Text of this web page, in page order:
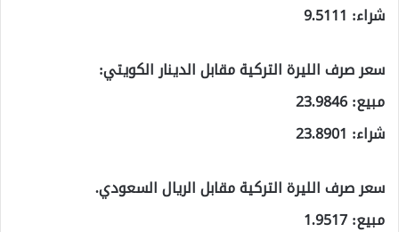
شراء: 9.5111
سعر صرف الليرة التركية مقابل الدينار الكويتي:
مبيع: 23.9846
شراء: 23.8901
سعر صرف الليرة التركية مقابل الريال السعودي.
مبيع: 1.9517